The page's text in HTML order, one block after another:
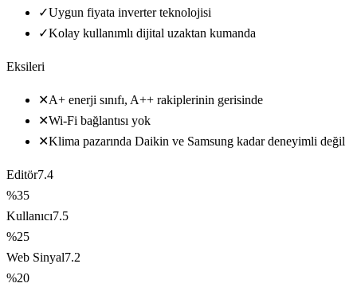
✓Uygun fiyata inverter teknolojisi
✓Kolay kullanımlı dijital uzaktan kumanda
Eksileri
✕A+ enerji sınıfı, A++ rakiplerinin gerisinde
✕Wi-Fi bağlantısı yok
✕Klima pazarında Daikin ve Samsung kadar deneyimli değil
Editör7.4
%35
Kullanıcı7.5
%25
Web Sinyal7.2
%20